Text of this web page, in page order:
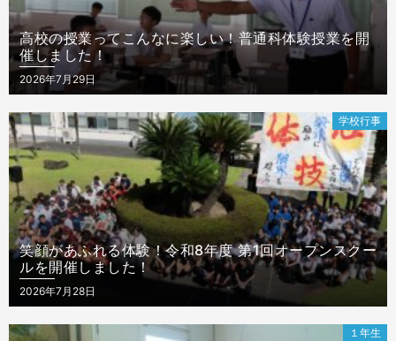
高校の授業ってこんなに楽しい！普通科体験授業を開
催しました！
Posted
on
2026年7月29日
学校行事
笑顔があふれる体験！令和8年度 第1回オープンスクー
ルを開催しました！
Posted
on
2026年7月28日
１年生